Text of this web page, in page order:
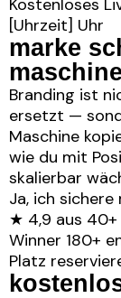
[Uhrzeit] Uhr
marke
maschine
Branding ist
ersetzt —
Maschine
wie du mit
skalierbar
Ja, ich
★ 4,9 aus
Winner 180+
Platz